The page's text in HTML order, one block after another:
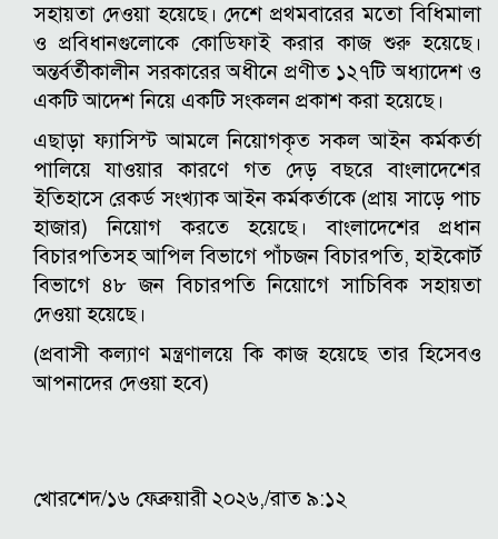
সহায়তা দেওয়া হয়েছে। দেশে প্রথমবারের মতো বিধিমালা
ও প্রবিধানগুলোকে কোডিফাই করার কাজ শুরু হয়েছে।
অন্তর্বর্তীকালীন সরকারের অধীনে প্রণীত ১২৭টি অধ্যাদেশ ও
একটি আদেশ নিয়ে একটি সংকলন প্রকাশ করা হয়েছে।
এছাড়া ফ্যাসিস্ট আমলে নিয়োগকৃত সকল আইন কর্মকর্তা
পালিয়ে যাওয়ার কারণে গত দেড় বছরে বাংলাদেশের
ইতিহাসে রেকর্ড সংখ্যাক আইন কর্মকর্তাকে (প্রায় সাড়ে পাচ
হাজার) নিয়োগ করতে হয়েছে। বাংলাদেশের প্রধান
বিচারপতিসহ আপিল বিভাগে পাঁচজন বিচারপতি, হাইকোর্ট
বিভাগে ৪৮ জন বিচারপতি নিয়োগে সাচিবিক সহায়তা
দেওয়া হয়েছে।
(প্রবাসী কল্যাণ মন্ত্রণালয়ে কি কাজ হয়েছে তার হিসেবও
আপনাদের দেওয়া হবে)
খোরশেদ/১৬ ফেব্রুয়ারী ২০২৬,/রাত ৯:১২